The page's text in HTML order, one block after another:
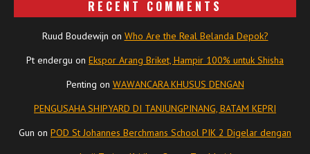
RECENT COMMENTS
Ruud Boudewijn on Who Are the Real Belanda Depok?
Pt endergu on Ekspor Arang Briket, Hampir 100% untuk Shisha
Penting on WAWANCARA KHUSUS DENGAN
PENGUSAHA SHIPYARD DI TANJUNGPINANG, BATAM KEPRI
Gun on POD St Johannes Berchmans School PIK 2 Digelar dengan